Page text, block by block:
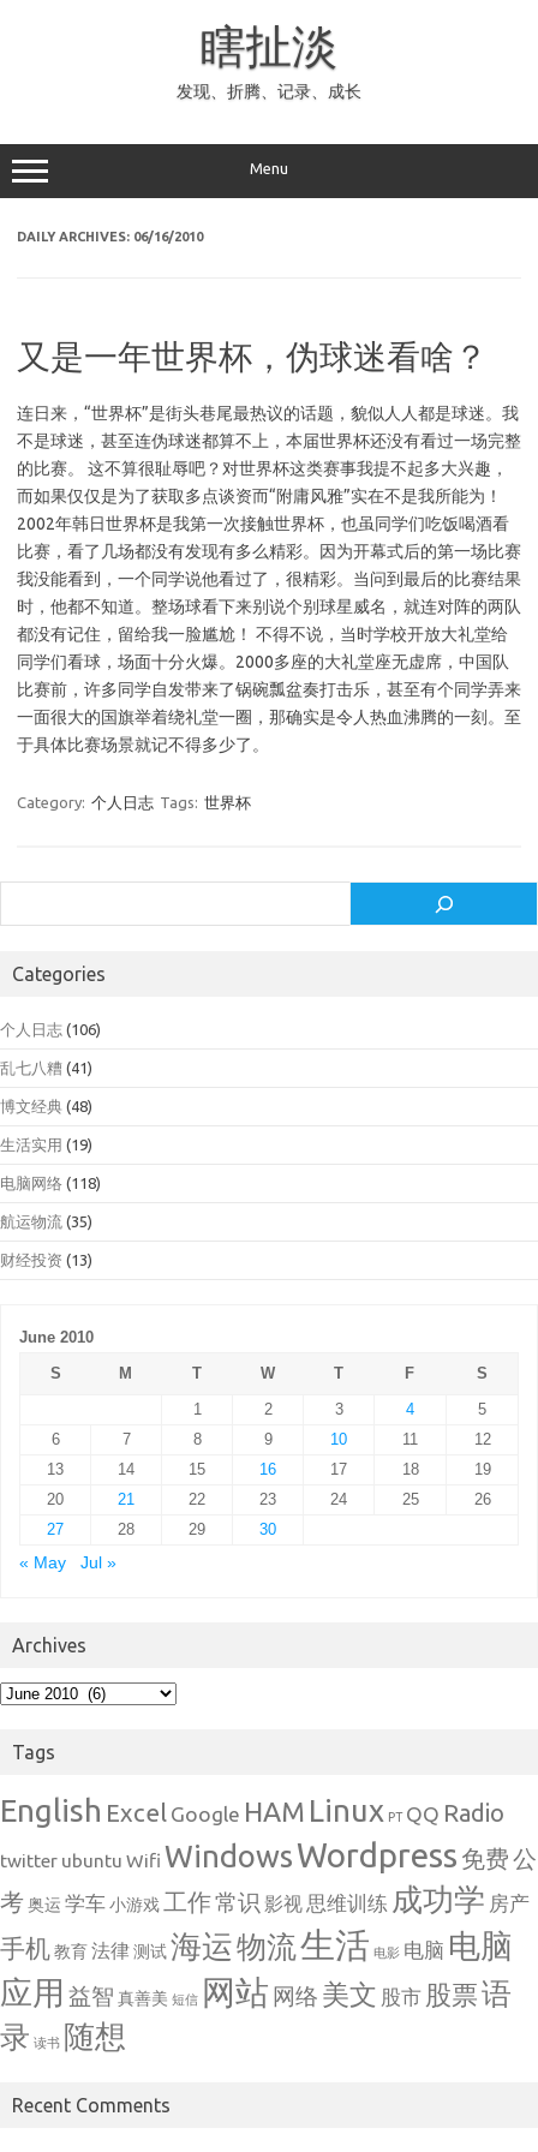
瞎扯淡
发现、折腾、记录、成长
Menu
DAILY ARCHIVES: 06/16/2010
又是一年世界杯，伪球迷看啥？
连日来，“世界杯”是街头巷尾最热议的话题，貌似人人都是球迷。我
不是球迷，甚至连伪球迷都算不上，本届世界杯还没有看过一场完整
的比赛。 这不算很耻辱吧？对世界杯这类赛事我提不起多大兴趣，
而如果仅仅是为了获取多点谈资而“附庸风雅”实在不是我所能为！
2002年韩日世界杯是我第一次接触世界杯，也虽同学们吃饭喝酒看
比赛，看了几场都没有发现有多么精彩。因为开幕式后的第一场比赛
我没能看到，一个同学说他看过了，很精彩。当问到最后的比赛结果
时，他都不知道。整场球看下来别说个别球星威名，就连对阵的两队
都没有记住，留给我一脸尴尬！ 不得不说，当时学校开放大礼堂给
同学们看球，场面十分火爆。2000多座的大礼堂座无虚席，中国队
比赛前，许多同学自发带来了锅碗瓢盆奏打击乐，甚至有个同学弄来
一面很大的国旗举着绕礼堂一圈，那确实是令人热血沸腾的一刻。至
于具体比赛场景就记不得多少了。
Category: 个人日志 Tags: 世界杯
Categories
个人日志 (106)
乱七八糟 (41)
博文经典 (48)
生活实用 (19)
电脑网络 (118)
航运物流 (35)
财经投资 (13)
June 2010
S
M T W T F
S
1
2 3 4
5
6
7 8 9 10 11
12
13
14 15 16 17 18
19
20
21 22 23 24 25
26
27
28 29
30
« May
Jul »
Archives
Archives
Tags
English Excel Google HAM Linux PT QQ Radio
twitter ubuntu Wifi WindowsWordpress 免费公
考奥运 学车小游戏 工作常识 影视 思维训练 成功学 房产
手机教育法律测试海运物流生活 电影 电脑 电脑
应用 益智 真善美 短信 网站 网络 美文 股市 股票语
录 读书 随想
Recent Comments